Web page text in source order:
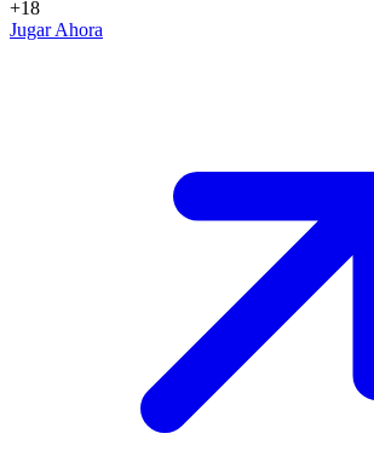
+18
Jugar Ahora